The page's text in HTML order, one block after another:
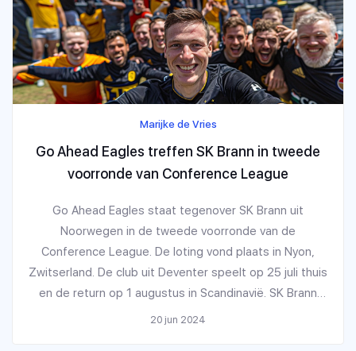
Marijke de Vries
Go Ahead Eagles treffen SK Brann in tweede
voorronde van Conference League
Go Ahead Eagles staat tegenover SK Brann uit
Noorwegen in de tweede voorronde van de
Conference League. De loting vond plaats in Nyon,
Zwitserland. De club uit Deventer speelt op 25 juli thuis
en de return op 1 augustus in Scandinavië. SK Brann
heeft een rijke geschiedenis in Europese competities
20 jun 2024